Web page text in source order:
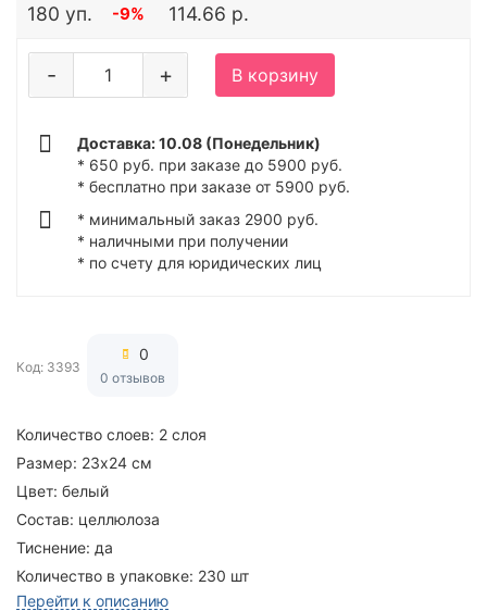
Количество слоев: 2 слоя
Размер: 23х24 см
Цвет: белый
Состав: целлюлоза
Тиснение: да
Количество в упаковке: 230 шт
Перейти к описанию
180 уп.
-9% 114.66 р.
+
- В корзину
Доставка: 10.08 (Понедельник)
* 650 руб. при заказе до 5900 руб.
* бесплатно при заказе от 5900 руб.
* минимальный заказ 2900 руб.
* наличными при получении
* по счету для юридических лиц
Код: 3393
0
0 отзывов